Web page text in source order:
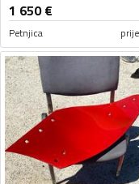
1 650€
Petnjica